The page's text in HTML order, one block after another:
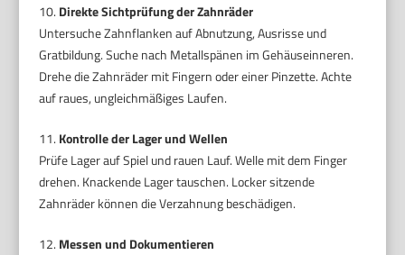
10. Direkte Sichtprüfung der Zahnräder
Untersuche Zahnflanken auf Abnutzung, Ausrisse und
Gratbildung. Suche nach Metallspänen im Gehäuseinneren.
Drehe die Zahnräder mit Fingern oder einer Pinzette. Achte
auf raues, ungleichmäßiges Laufen.
11. Kontrolle der Lager und Wellen
Prüfe Lager auf Spiel und rauen Lauf. Welle mit dem Finger
drehen. Knackende Lager tauschen. Locker sitzende
Zahnräder können die Verzahnung beschädigen.
12. Messen und Dokumentieren